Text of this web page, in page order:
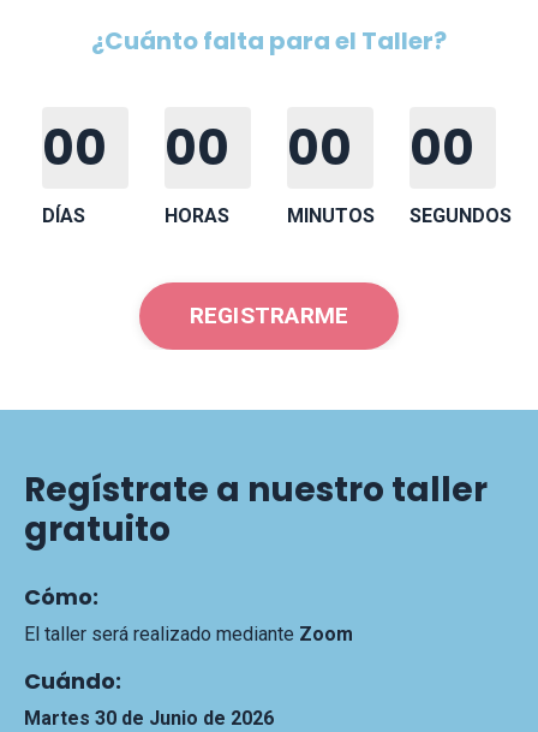
¿Cuánto falta para el Taller?
00
DÍAS
00
HORAS
00
MINUTOS
00
SEGUNDOS
REGISTRARME
Regístrate a nuestro taller
gratuito
Cómo:
El taller será realizado mediante Zoom
Cuándo:
Martes 30 de Junio de 2026